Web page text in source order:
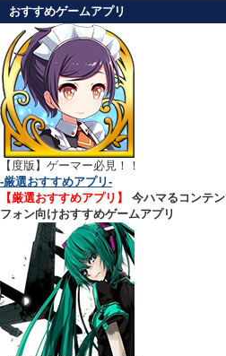
おすすめゲームアプリ
【 度版】ゲーマー必見！！
-厳選おすすめアプリ-
【厳選おすすめアプリ】
今ハマるコンテ
フォン向けおすすめゲームアプリ